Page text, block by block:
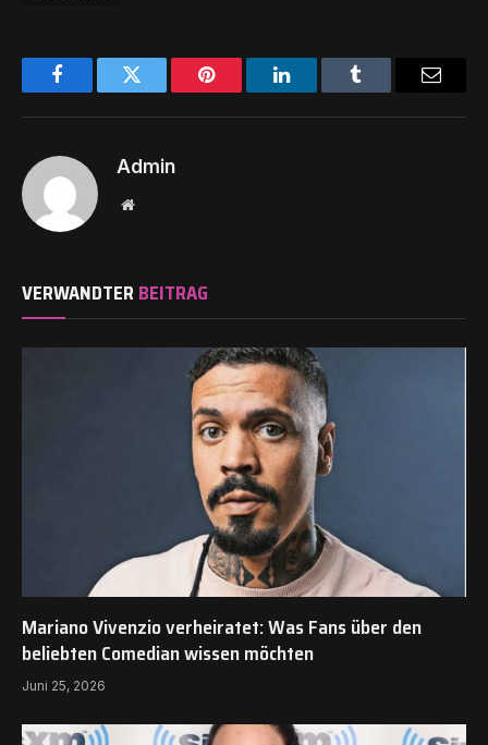
FacebookTwitter Pinterest LinkedInTumblr Email
Admin
Website
VERWANDTER BEITRAG
Mariano Vivenzio verheiratet: Was Fans über den
beliebten Comedian wissen möchten
Juni 25, 2026